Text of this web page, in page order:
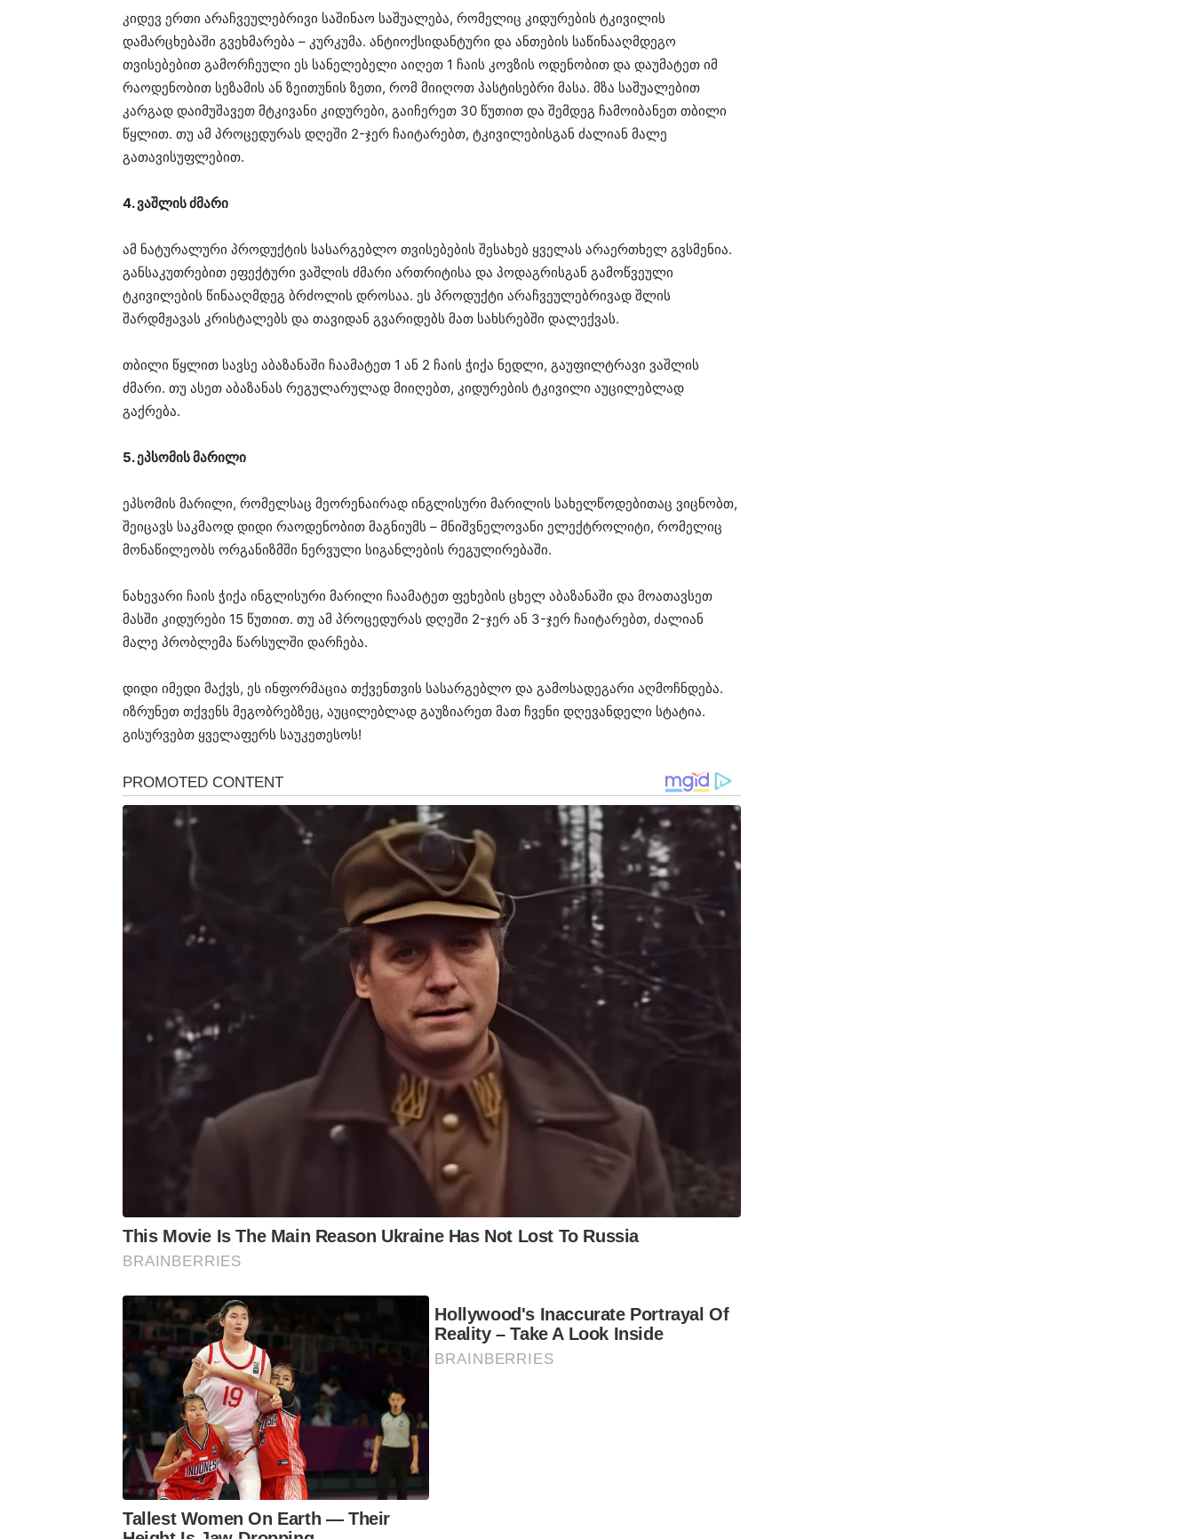
კიდევ ერთი არაჩვეულებრივი საშინაო საშუალება, რომელიც კიდურების ტკივილის
დამარცხებაში გვეხმარება – კურკუმა. ანტიოქსიდანტური და ანთების საწინააღმდეგო
თვისებებით გამორჩეული ეს სანელებელი აიღეთ 1 ჩაის კოვზის ოდენობით და დაუმატეთ იმ
რაოდენობით სეზამის ან ზეითუნის ზეთი, რომ მიიღოთ პასტისებრი მასა. მზა საშუალებით
კარგად დაიმუშავეთ მტკივანი კიდურები, გაიჩერეთ 30 წუთით და შემდეგ ჩამოიბანეთ თბილი
წყლით. თუ ამ პროცედურას დღეში 2-ჯერ ჩაიტარებთ, ტკივილებისგან ძალიან მალე
გათავისუფლებით.
4. ვაშლის ძმარი
ამ ნატურალური პროდუქტის სასარგებლო თვისებების შესახებ ყველას არაერთხელ გვსმენია.
განსაკუთრებით ეფექტური ვაშლის ძმარი ართრიტისა და პოდაგრისგან გამოწვეული
ტკივილების წინააღმდეგ ბრძოლის დროსაა. ეს პროდუქტი არაჩვეულებრივად შლის
შარდმჟავას კრისტალებს და თავიდან გვარიდებს მათ სახსრებში დალექვას.
თბილი წყლით სავსე აბაზანაში ჩაამატეთ 1 ან 2 ჩაის ჭიქა ნედლი, გაუფილტრავი ვაშლის
ძმარი. თუ ასეთ აბაზანას რეგულარულად მიიღებთ, კიდურების ტკივილი აუცილებლად
გაქრება.
5. ეპსომის მარილი
ეპსომის მარილი, რომელსაც მეორენაირად ინგლისური მარილის სახელწოდებითაც ვიცნობთ,
შეიცავს საკმაოდ დიდი რაოდენობით მაგნიუმს – მნიშვნელოვანი ელექტროლიტი, რომელიც
მონაწილეობს ორგანიზმში ნერვული სიგანლების რეგულირებაში.
ნახევარი ჩაის ჭიქა ინგლისური მარილი ჩაამატეთ ფეხების ცხელ აბაზანაში და მოათავსეთ
მასში კიდურები 15 წუთით. თუ ამ პროცედურას დღეში 2-ჯერ ან 3-ჯერ ჩაიტარებთ, ძალიან
მალე პრობლემა წარსულში დარჩება.
დიდი იმედი მაქვს, ეს ინფორმაცია თქვენთვის სასარგებლო და გამოსადეგარი აღმოჩნდება.
იზრუნეთ თქვენს მეგობრებზეც, აუცილებლად გაუზიარეთ მათ ჩვენი დღევანდელი სტატია.
გისურვებთ ყველაფერს საუკეთესოს!